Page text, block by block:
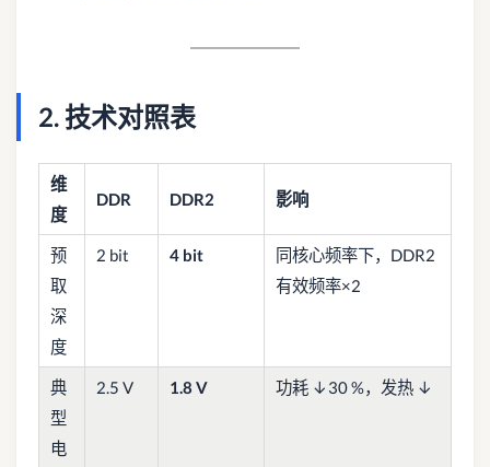
2. 技术对照表
维
度
DDR DDR2 影响
预
取
深
度
2 bit 4 bit
同核心频率下，DDR2
有效频率×2
典
型
电
2.5 V 1.8 V 功耗 ↓30 %，发热 ↓